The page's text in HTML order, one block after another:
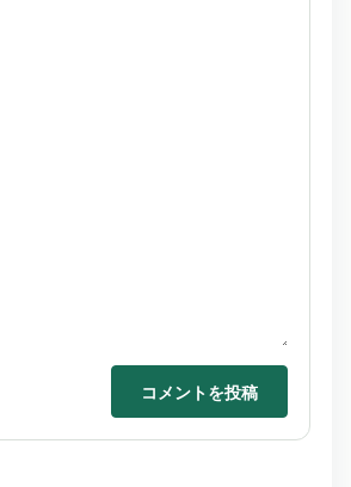
コメントを投稿